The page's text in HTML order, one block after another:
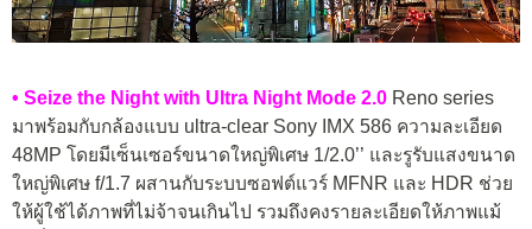
• Seize the Night with Ultra Night Mode 2.0 Reno series
มาพร้อมกับกล้องแบบ ultra-clear Sony IMX 586 ความละเอียด
48MP โดยมีเซ็นเซอร์ขนาดใหญ่พิเศษ 1/2.0’’ และรูรับแสงขนาด
ใหญ่พิเศษ f/1.7 ผสานกับระบบซอฟต์แวร์ MFNR และ HDR ช่วย
ให้ผู้ใช้ได้ภาพที่ไม่จ้าจนเกินไป รวมถึงคงรายละเอียดให้ภาพแม้